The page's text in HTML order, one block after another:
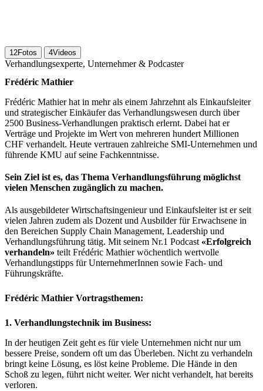
12Fotos 4Videos
Verhandlungsexperte, Unternehmer & Podcaster
Frédéric Mathier
Frédéric Mathier hat in mehr als einem Jahrzehnt als Einkaufsleiter
und strategischer Einkäufer das Verhandlungswesen durch über
2500 Business-Verhandlungen praktisch erlernt. Dabei hat er
Verträge und Projekte im Wert von mehreren hundert Millionen
CHF verhandelt. Heute vertrauen zahlreiche SMI-Unternehmen und
führende KMU auf seine Fachkenntnisse.
Sein Ziel ist es, das Thema Verhandlungsführung möglichst
vielen Menschen zugänglich zu machen.
Als ausgebildeter Wirtschaftsingenieur und Einkaufsleiter ist er seit
vielen Jahren zudem als Dozent und Ausbilder für Erwachsene in
den Bereichen Supply Chain Management, Leadership und
Verhandlungsführung tätig. Mit seinem Nr.1 Podcast «Erfolgreich
verhandeln» teilt Frédéric Mathier wöchentlich wertvolle
Verhandlungstipps für UnternehmerInnen sowie Fach- und
Führungskräfte.
Frédéric Mathier Vortragsthemen:
1. Verhandlungstechnik im Business:
In der heutigen Zeit geht es für viele Unternehmen nicht nur um
bessere Preise, sondern oft um das Überleben. Nicht zu verhandeln
bringt keine Lösung, es löst keine Probleme. Die Hände in den
Schoß zu legen, führt nicht weiter. Wer nicht verhandelt, hat bereits
verloren.